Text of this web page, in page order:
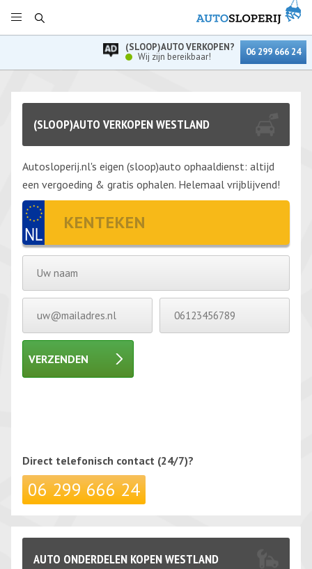
(SLOOP)AUTO VERKOPEN?
Wij zijn bereikbaar!
06 299 666 24
(SLOOP)AUTO VERKOPEN WESTLAND
Autosloperij.nl's eigen (sloop)auto ophaaldienst: altijd
een vergoeding & gratis ophalen. Helemaal vrijblijvend!
VERZENDEN
Direct telefonisch contact (24/7)?
06 299 666 24
AUTO ONDERDELEN KOPEN WESTLAND